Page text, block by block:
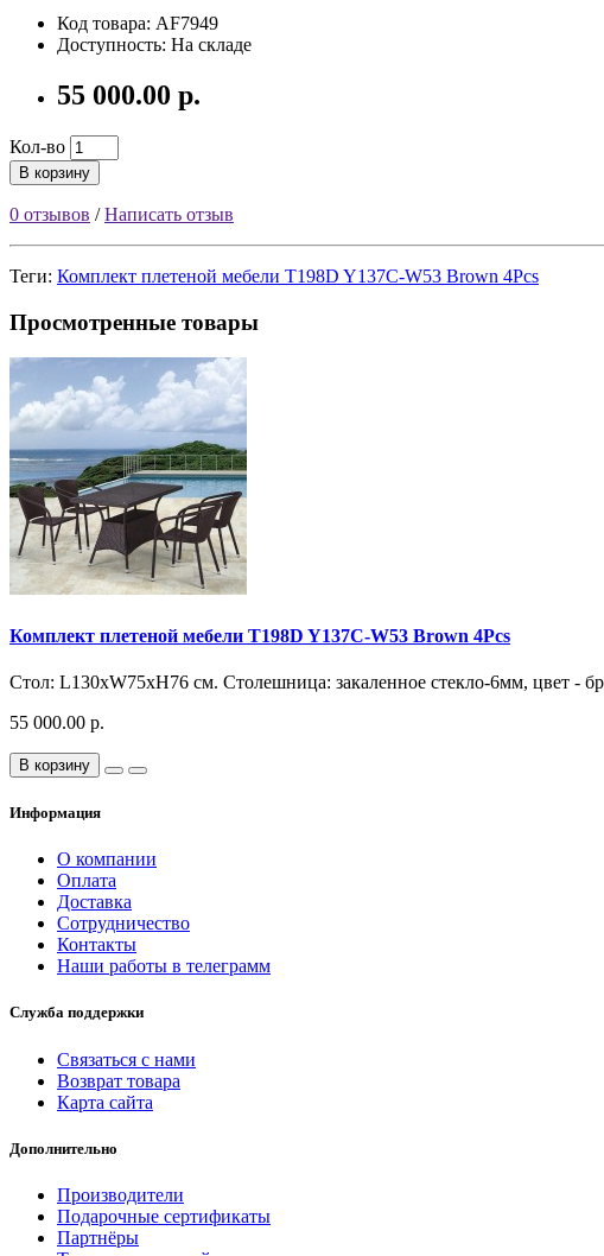
Код товара: AF7949
Доступность: На складе
55 000.00 р.
Кол-во
В корзину
0 отзывов /Написать отзыв
Теги: Комплект плетеной мебели T198D Y137C-W53 Brown 4Pcs
Просмотренные товары
Комплект плетеной мебели T198D Y137C-W53 Brown 4Pcs
Стoл: L130хW75xH76 см. Столешница: закаленное стекло-6мм, цвет -
55 000.00 р.
В корзину
Информация
О компании
Оплата
Доставка
Сотрудничество
Контакты
Наши работы в телеграмм
Служба поддержки
Связаться с нами
Возврат товара
Карта сайта
Дополнительно
Производители
Подарочные сертификаты
Партнёры